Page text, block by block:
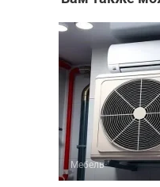
Мебель